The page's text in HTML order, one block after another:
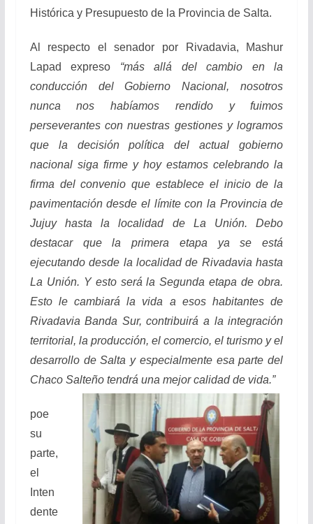
Histórica y Presupuesto de la Provincia de Salta.
Al respecto el senador por Rivadavia, Mashur
Lapad expreso “más allá del cambio en la
conducción del Gobierno Nacional, nosotros
nunca nos habíamos rendido y fuimos
perseverantes con nuestras gestiones y logramos
que la decisión política del actual gobierno
nacional siga firme y hoy estamos celebrando la
firma del convenio que establece el inicio de la
pavimentación desde el límite con la Provincia de
Jujuy hasta la localidad de La Unión. Debo
destacar que la primera etapa ya se está
ejecutando desde la localidad de Rivadavia hasta
La Unión. Y esto será la Segunda etapa de obra.
Esto le cambiará la vida a esos habitantes de
Rivadavia Banda Sur, contribuirá a la integración
territorial, la producción, el comercio, el turismo y el
desarrollo de Salta y especialmente esa parte del
Chaco Salteño tendrá una mejor calidad de vida.”
poe
su
parte,
el
Inten
dente